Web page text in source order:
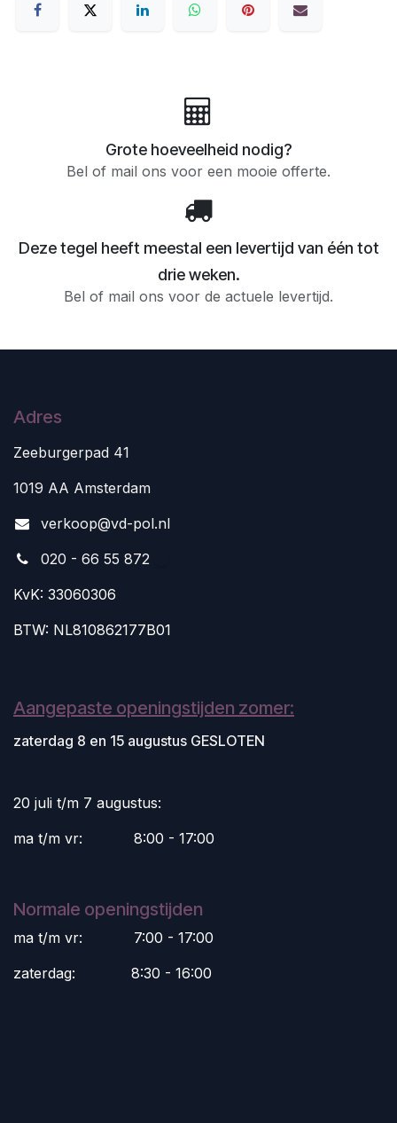
Grote hoeveelheid nodig?
Bel of mail ons voor een mooie offerte.
Deze tegel heeft meestal een levertijd van één tot
drie weken.
Bel of mail ons voor de actuele levertijd.
Adres
Zeeburgerpad 41
1019 AA Amsterdam
verkoop@vd-pol.nl
020 - 66 55 872
KvK: 33060306
BTW: NL810862177B01
Aangepaste openingstijden zomer:
zaterdag 8 en 15 augustus GESLOTEN
20 juli t/m 7 augustus:
ma t/m vr:
​8:00 - 17:00
Normale openingstijden
ma t/m vr:
​7:00 - 17:00
zaterdag:
​8:30 - 16:00